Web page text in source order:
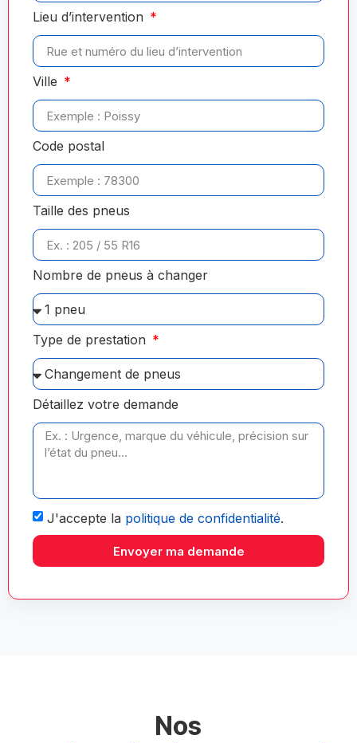
Lieu d’intervention
Ville
Code postal
Taille des pneus
Nombre de pneus à changer
Type de prestation
Détaillez votre demande
J'accepte la politique de confidentialité.
Envoyer ma demande
Nos